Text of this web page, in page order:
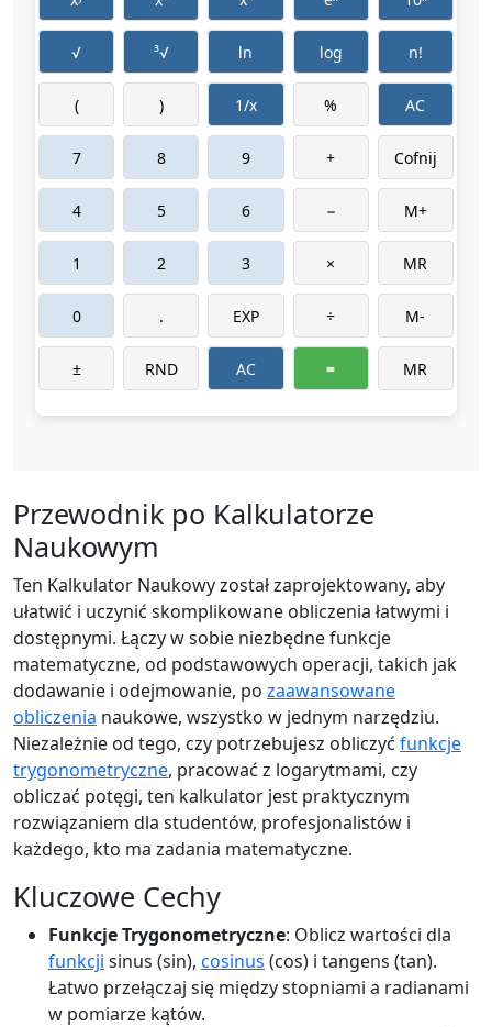
√ ³√ ln log n!
( ) 1/x % AC
7 8 9 + Cofnij
4 5 6 − M+
1 2 3 × MR
0 . EXP ÷ M-
± RND AC = MR
Przewodnik po Kalkulatorze
Naukowym
Ten Kalkulator Naukowy został zaprojektowany, aby
ułatwić i uczynić skomplikowane obliczenia łatwymi i
dostępnymi. Łączy w sobie niezbędne funkcje
matematyczne, od podstawowych operacji, takich jak
dodawanie i odejmowanie, po zaawansowane
obliczenia naukowe, wszystko w jednym narzędziu.
Niezależnie od tego, czy potrzebujesz obliczyć funkcje
trygonometryczne, pracować z logarytmami, czy
obliczać potęgi, ten kalkulator jest praktycznym
rozwiązaniem dla studentów, profesjonalistów i
każdego, kto ma zadania matematyczne.
Kluczowe Cechy
Funkcje Trygonometryczne: Oblicz wartości dla
funkcji sinus (sin), cosinus (cos) i tangens (tan).
Łatwo przełączaj się między stopniami a radianami
w pomiarze kątów.